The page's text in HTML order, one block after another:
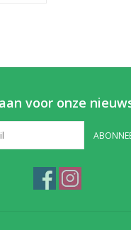
voor onze